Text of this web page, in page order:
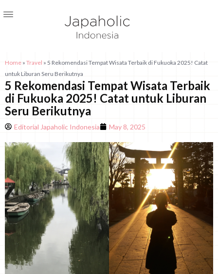
Home » Travel » 5 Rekomendasi Tempat Wisata Terbaik di Fukuoka 2025! Catat
untuk Liburan Seru Berikutnya
5 Rekomendasi Tempat Wisata Terbaik
di Fukuoka 2025! Catat untuk Liburan
Seru Berikutnya
Editorial Japaholic Indonesia May 8, 2025